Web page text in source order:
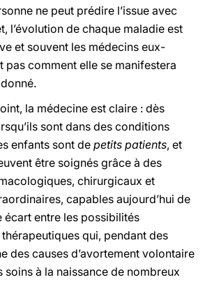
ne peut prédire l’issue avec
l’évolution de chaque maladie est
et souvent les médecins eux-
pas comment elle se manifestera
la médecine est claire : dès
sont dans des conditions
enfants sont de petits patients, et
être soignés grâce à des
chirurgicaux et
capables aujourd’hui de
écart entre les possibilités
qui, pendant des
des causes d’avortement volontaire
soins à la naissance de nombreux